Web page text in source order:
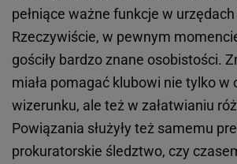
pełniące ważne funkcje w
Rzeczywiście, w pewnym
gościły bardzo znane osobistości.
miała pomagać klubowi nie tylko w
wizerunku, ale też w załatwianiu
Powiązania służyły też samemu
prokuratorskie śledztwo, czy